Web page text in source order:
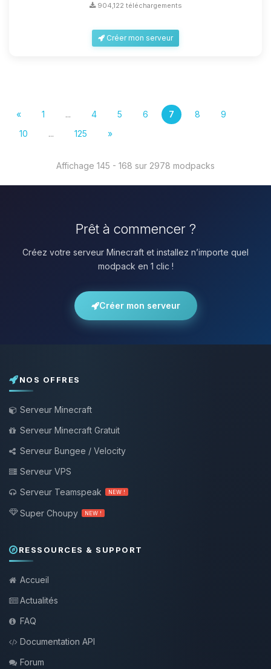
904,122 téléchargements
Créer mon serveur
« 1 ... 4 5 6 7 8
9
10
... 125 »
Affichage 145 - 168 sur 2978 modpacks
Prêt à commencer ?
Créez votre serveur Minecraft et installez n’importe quel
modpack en 1 clic !
Créer mon serveur
NOS OFFRES
Serveur Minecraft
Serveur Minecraft Gratuit
Serveur Bungee / Velocity
Serveur VPS
Serveur Teamspeak
NEW !
Super Choupy NEW !
RESSOURCES & SUPPORT
Accueil
Actualités
FAQ
Documentation API
Forum